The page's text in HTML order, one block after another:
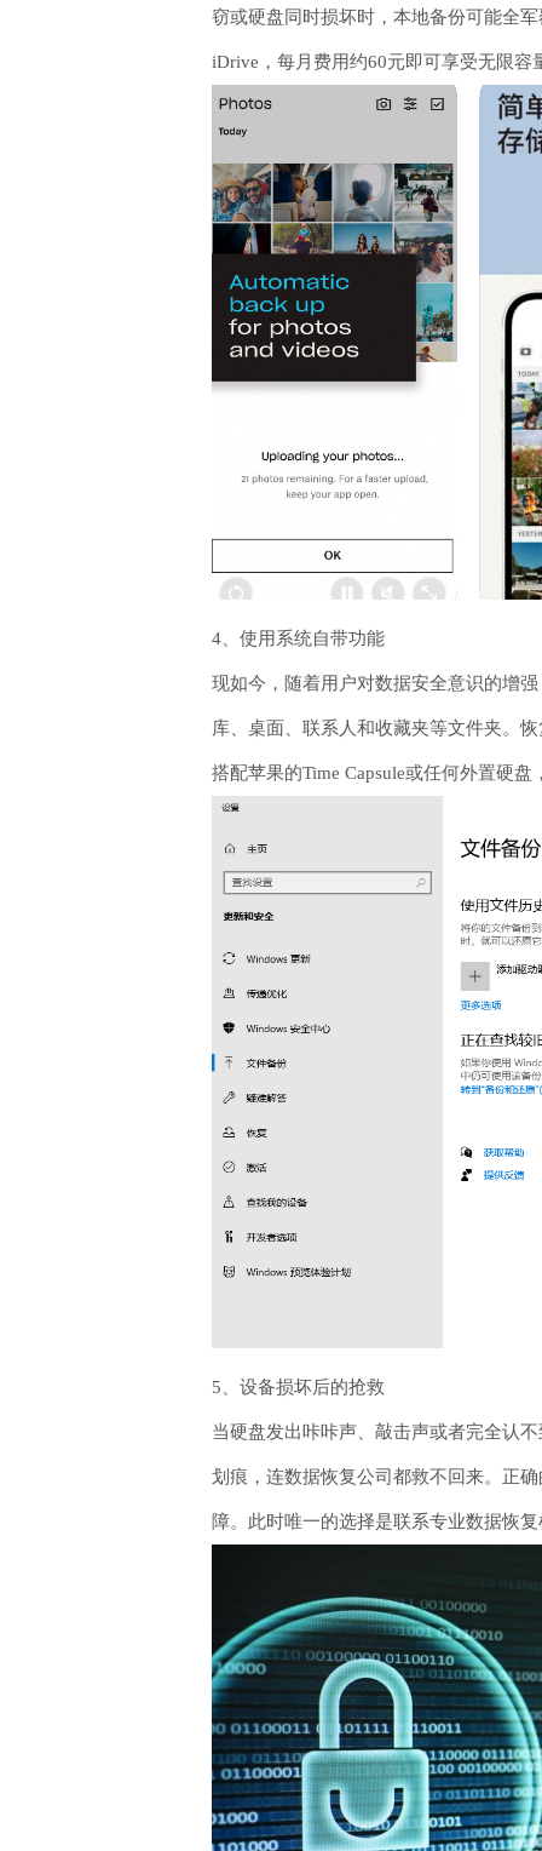
窃或硬盘同时损坏时，本地备份可能全
iDrive，每月费用约60元即可享受无限容
4、使用系统自带功能
现如今，随着用户对数据安全意识的增
库、桌面、联系人和收藏夹等文件夹。
搭配苹果的Time Capsule或任何外置硬
5、设备损坏后的抢救
当硬盘发出咔咔声、敲击声或者完全认
划痕，连数据恢复公司都救不回来。正
障。此时唯一的选择是联系专业数据恢